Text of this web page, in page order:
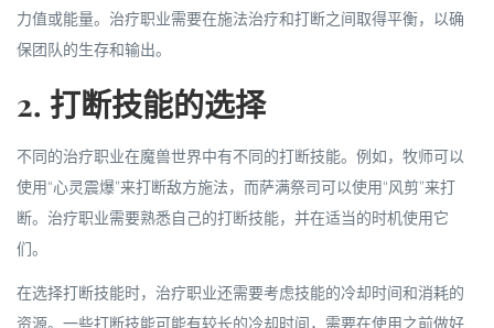
力值或能量。治疗职业需要在施法治疗和打断之间取得平衡，以确
保团队的生存和输出。
2. 打断技能的选择
不同的治疗职业在魔兽世界中有不同的打断技能。例如，牧师可以
使用“心灵震爆”来打断敌方施法，而萨满祭司可以使用“风剪”来打
断。治疗职业需要熟悉自己的打断技能，并在适当的时机使用它
们。
在选择打断技能时，治疗职业还需要考虑技能的冷却时间和消耗的
资源。一些打断技能可能有较长的冷却时间，需要在使用之前做好